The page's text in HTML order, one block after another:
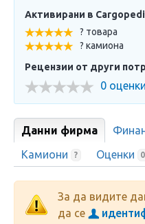
Активирани в
? товара
? камиона
Рецензии от други
0 оценки
Данни фирма
Камиони ? Оценки 0
За да видите
да се